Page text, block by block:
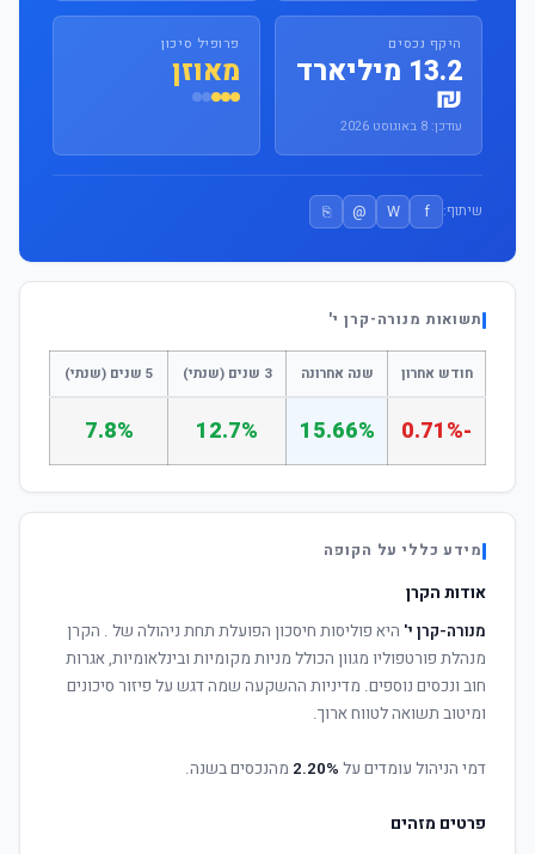
היקף נכסים
13.2 מיליארד
₪
עודכן: 8 באוגוסט 2026
פרופיל סיכון
מאוזן
שיתוף: f
W
@
⎘
תשואות מנורה-קרן י'
חודש אחרון שנה אחרונה 3 שנים (שנתי) 5 שנים (שנתי)
-0.71%
15.66%
12.7%
7.8%
מידע כללי על הקופה
אודות הקרן
מנורה-קרן י' היא פוליסות חיסכון הפועלת תחת ניהולה של . הקרן
מנהלת פורטפוליו מגוון הכולל מניות מקומיות ובינלאומיות, אגרות
חוב ונכסים נוספים. מדיניות ההשקעה שמה דגש על פיזור סיכונים
ומיטוב תשואה לטווח ארוך.
דמי הניהול עומדים על 2.20% מהנכסים בשנה.
פרטים מזהים